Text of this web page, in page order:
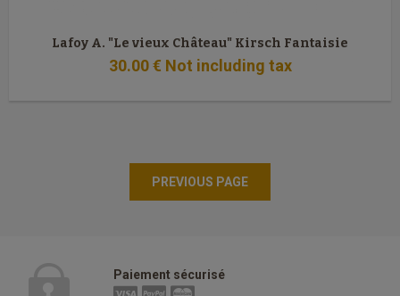
Lafoy A. "Le vieux Château" Kirsch Fantaisie
30.00 € Not including tax
Paiement sécurisé